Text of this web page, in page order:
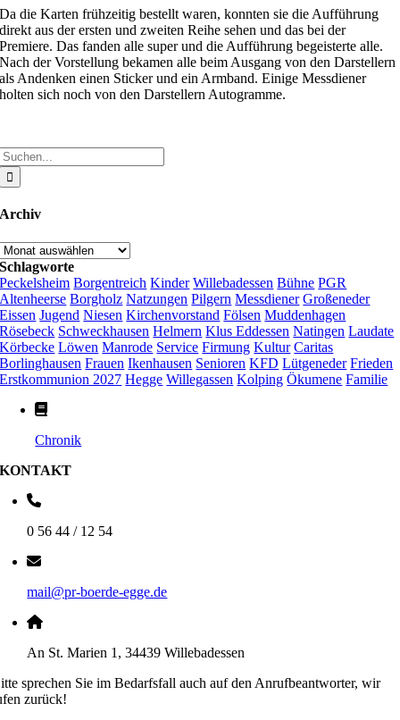
Da die Karten frühzeitig bestellt waren, konnten sie die Aufführung
direkt aus der ersten und zweiten Reihe sehen und das bei der
Premiere. Das fanden alle super und die Aufführung begeisterte alle.
Nach der Vorstellung bekamen alle beim Ausgang von den Darstellern
als Andenken einen Sticker und ein Armband. Einige Messdiener
holten sich noch von den Darstellern Autogramme.
Archiv
Schlagworte
Peckelsheim Borgentreich Kinder Willebadessen Bühne PGR
Altenheerse Borgholz Natzungen Pilgern Messdiener Großeneder
Eissen Jugend Niesen Kirchenvorstand Fölsen Muddenhagen
Rösebeck Schweckhausen Helmern Klus Eddessen Natingen Laudate
Körbecke Löwen Manrode Service Firmung Kultur Caritas
Borlinghausen Frauen Ikenhausen Senioren KFD Lütgeneder Frieden
Erstkommunion 2027 Hegge Willegassen Kolping Ökumene Familie
Chronik
KONTAKT
0 56 44 / 12 54
mail@pr-boerde-egge.de
An St. Marien 1, 34439 Willebadessen
sprechen Sie im Bedarfsfall auch auf den Anrufbeantworter, wir
zurück!